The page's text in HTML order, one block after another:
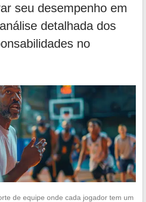
seu desempenho em
detalhada dos
no
de equipe onde cada jogador tem um